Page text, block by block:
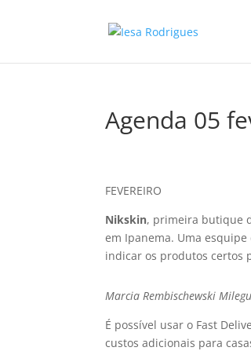
Agenda 05
FEVEREIRO
Nikskin, primeira butique
em Ipanema. Uma
indicar os produtos certos
Marcia Rembischewski
É possí­vel usar o Fast
custos adicionais para